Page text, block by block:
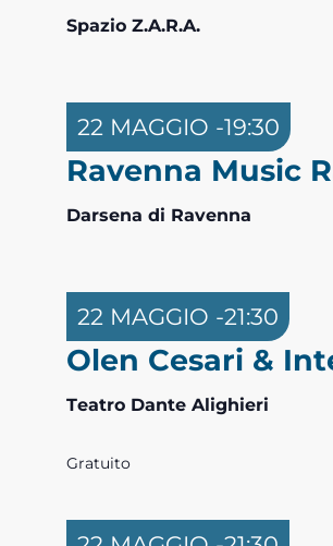
Spazio Z.A.R.A.
Ravenna Music
22 MAGGIO -19:30
Darsena di Ravenna
Olen Cesari &
22 MAGGIO -21:30
Teatro Dante Alighieri
Gratuito